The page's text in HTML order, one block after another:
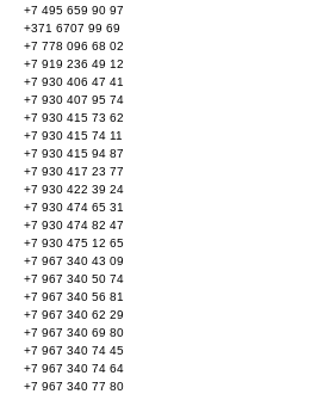
+7 495 659 90 97
+371 6707 99 69
+7 778 096 68 02
+7 919 236 49 12
+7 930 406 47 41
+7 930 407 95 74
+7 930 415 73 62
+7 930 415 74 11
+7 930 415 94 87
+7 930 417 23 77
+7 930 422 39 24
+7 930 474 65 31
+7 930 474 82 47
+7 930 475 12 65
+7 967 340 43 09
+7 967 340 50 74
+7 967 340 56 81
+7 967 340 62 29
+7 967 340 69 80
+7 967 340 74 45
+7 967 340 74 64
+7 967 340 77 80